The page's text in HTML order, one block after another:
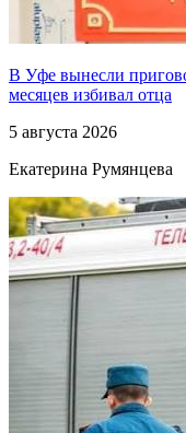
В Уфе вынесли
месяцев избивал отца
5 августа 2026
Екатерина Румянцева